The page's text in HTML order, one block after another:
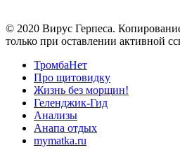
© 2020 Вирус Герпеса.
только при оставлении активной
ТромбаНет
Про щитовидку
Жизнь без морщин!
Геленджик-Гид
Анализы
Анапа отдых
mymatka.ru